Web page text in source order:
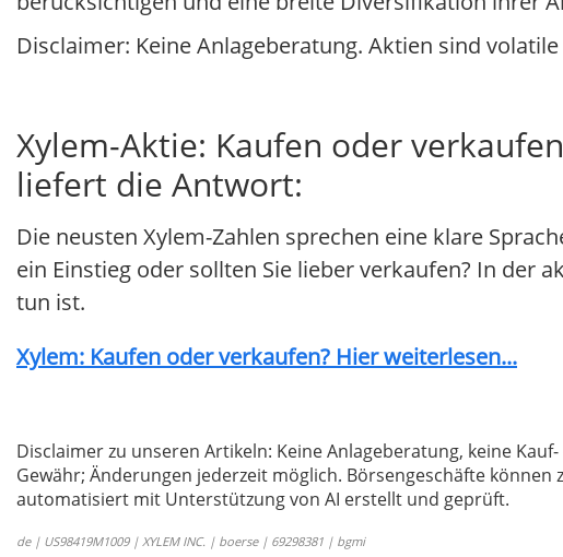
Disclaimer: Keine Anlageberatung. Aktien sind
Xylem-Aktie: Kaufen oder
liefert die Antwort:
Die neusten Xylem-Zahlen sprechen eine klare
ein Einstieg oder sollten Sie lieber verkaufen? In der
tun ist.
Xylem: Kaufen oder verkaufen? Hier weiterlesen...
Disclaimer zu unseren Artikeln: Keine Anlageberatung, keine
Gewähr; Änderungen jederzeit möglich. Börsengeschäfte
automatisiert mit Unterstützung von AI erstellt und geprüft.
de | US98419M1009 | XYLEM INC. | boerse | 69298381 | bgmi